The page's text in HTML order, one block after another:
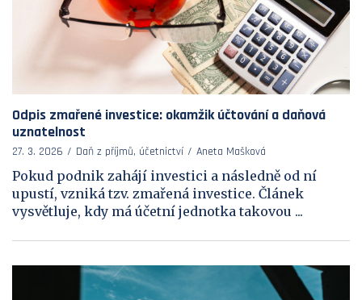
Odpis zmařené investice: okamžik účtování a daňová
uznatelnost
27. 3. 2026 Daň z příjmů, účetnictví Aneta Mašková
Pokud podnik zahájí investici a následně od ní
upustí, vzniká tzv. zmařená investice. Článek
vysvětluje, kdy má účetní jednotka takovou ...